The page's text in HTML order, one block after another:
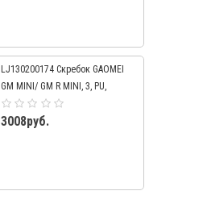
LJ130200174 Скребок GAOMEI
GM MINI/ GM R MINI, 3, PU,
задний
3008руб.